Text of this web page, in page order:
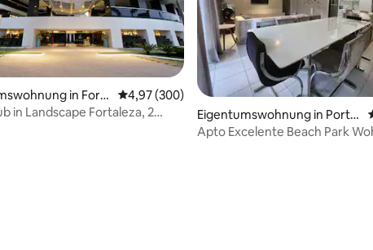
4,97 von 5, 139 Bewertungen
in Forta
Durchschnittliche Bewertung: 4,97 von 5,
4,97 (300)
in Landscape Fortaleza, 2
Eigentumswohnung in Porto
das Dunas
Apto Excelente Beach Park